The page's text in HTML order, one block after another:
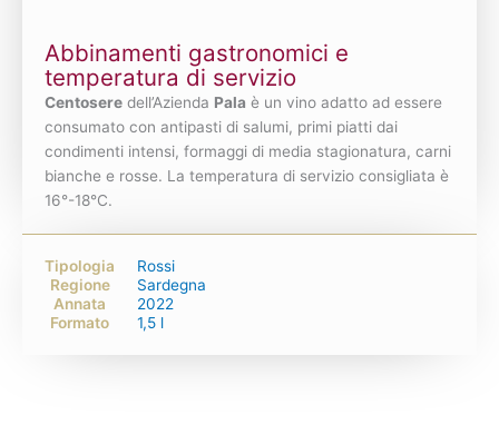
Abbinamenti gastronomici e
temperatura di servizio
Centosere dell’Azienda Pala è un vino adatto ad essere
consumato con antipasti di salumi, primi piatti dai
condimenti intensi, formaggi di media stagionatura, carni
bianche e rosse. La temperatura di servizio consigliata è
16°-18°C.
Tipologia
Rossi
Regione
Sardegna
Annata
2022
Formato
1,5 l